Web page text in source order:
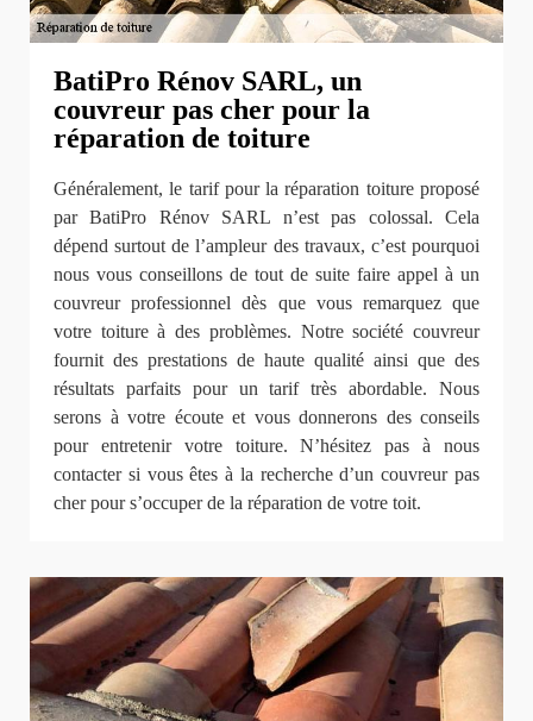
BatiPro Rénov SARL, un
couvreur pas cher pour la
réparation de toiture
Généralement, le tarif pour la réparation toiture proposé
par BatiPro Rénov SARL n’est pas colossal. Cela
dépend surtout de l’ampleur des travaux, c’est pourquoi
nous vous conseillons de tout de suite faire appel à un
couvreur professionnel dès que vous remarquez que
votre toiture à des problèmes. Notre société couvreur
fournit des prestations de haute qualité ainsi que des
résultats parfaits pour un tarif très abordable. Nous
serons à votre écoute et vous donnerons des conseils
pour entretenir votre toiture. N’hésitez pas à nous
contacter si vous êtes à la recherche d’un couvreur pas
cher pour s’occuper de la réparation de votre toit.